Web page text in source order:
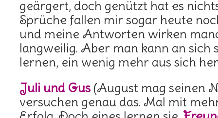
geärgert, doch genützt hat es
Sprüche fallen mir sogar heute
und meine Antworten wirken
langweilig. Aber man kann an sich
lernen, ein wenig mehr aus sich
Juli und Gus (August mag seinen
versuchen genau das. Mal mit